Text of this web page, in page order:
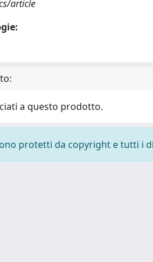
article
a questo prodotto.
protetti da copyright e tutti i